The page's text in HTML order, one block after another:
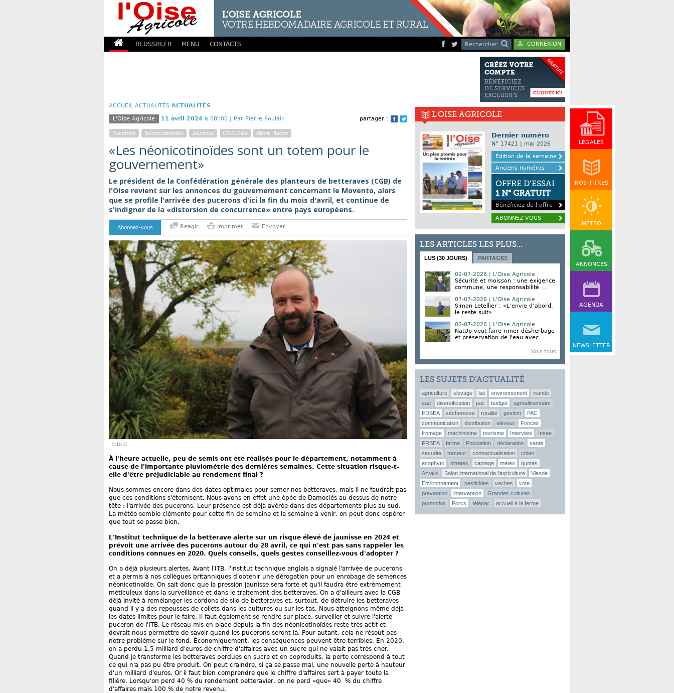
REUSSIR.FR MENU CONTACTS Rechercher CONNEXION
LÉGALES
NOS TITRES
MÉTÉO
ANNONCES
AGENDA
NEWSLETTER
ACCUEIL ACTUALITÉS ACTUALITÉS
partager :
Facebook
Twitter
L'Oise Agricole 11 avril 2024 a 08h00 | Par Pierre Poulain
Pucerons Néonicotinoïdes Jaunisse CGB Oise Alexis Hache
«Les néonicotinoïdes sont un totem pour le
gouvernement»
Le président de la Confédération générale des planteurs de betteraves (CGB) de
l'Oise revient sur les annonces du gouvernement concernant le Movento, alors
que se profile l'arrivée des pucerons d'ici la fin du mois d'avril, et continue de
s'indigner de la «distorsion de concurrence» entre pays européens.
Abonnez-vous Reagir Imprimer Envoyer
- © DLC
À l'heure actuelle, peu de semis ont été réalisés pour le département, notamment à
cause de l'importante pluviométrie des dernières semaines. Cette situation risque-t-
elle d'être préjudiciable au rendement final ?
Nous sommes encore dans des dates optimales pour semer nos betteraves, mais il ne faudrait pas
que ces conditions s'éternisent. Nous avons en effet une épée de Damoclès au-dessus de notre
tête : l'arrivée des pucerons. Leur présence est déjà avérée dans des départements plus au sud.
La météo semble clémente pour cette fin de semaine et la semaine à venir, on peut donc espérer
que tout se passe bien.
L'Institut technique de la betterave alerte sur un risque élevé de jaunisse en 2024 et
prévoit une arrivée des pucerons autour du 28 avril, ce qui n'est pas sans rappeler les
conditions connues en 2020. Quels conseils, quels gestes conseillez-vous d'adopter ?
On a déjà plusieurs alertes. Avant l'ITB, l'institut technique anglais a signalé l'arrivée de pucerons
et a permis à nos collègues britanniques d'obtenir une dérogation pour un enrobage de semences
néonicotinoïde. On sait donc que la pression jaunisse sera forte et qu'il faudra être extrêmement
méticuleux dans la surveillance et dans le traitement des betteraves. On a d'ailleurs avec la CGB
déjà invité à remélanger les cordons de silo de betteraves et, surtout, de détruire les betteraves
quand il y a des repousses de collets dans les cultures ou sur les tas. Nous atteignons même déjà
les dates limites pour le faire. Il faut également se rendre sur place, surveiller et suivre l'alerte
puceron de l'ITB. Le réseau mis en place depuis la fin des néonicotinoïdes reste très actif et
devrait nous permettre de savoir quand les pucerons seront là. Pour autant, cela ne résout pas
notre problème sur le fond. Économiquement, les conséquences peuvent être terribles. En 2020,
on a perdu 1,5 milliard d'euros de chiffre d'affaires avec un sucre qui ne valait pas très cher.
Quand je transforme les betteraves perdues en sucre et en coproduits, la perte correspond à tout
ce qui n'a pas pu être produit. On peut craindre, si ça se passe mal, une nouvelle perte à hauteur
d'un milliard d'euros. Or il faut bien comprendre que le chiffre d'affaires sert à payer toute la
filière. Lorsqu'on perd 40 % du rendement betteravier, on ne perd «que» 40 % du chiffre
d'affaires mais 100 % de notre revenu.
L'OISE AGRICOLE
Dernier numéro
N° 17421 | mai 2026
Edition de la semaine
Anciens numéros
OFFRE D’ESSAI
1 N° GRATUIT
Bénéficiez de l’offre
ABONNEZ-VOUS
LES ARTICLES LES PLUS...
LUS (30 JOURS) PARTAGES
02-07-2026 | L'Oise Agricole
Sécurité et moisson : une exigence
commune, une responsabilité ...
07-07-2026 | L'Oise Agricole
Simon Letellier : «L’envie d’abord,
le reste suit»
02-07-2026 | L'Oise Agricole
NatUp veut faire rimer désherbage
et préservation de l'eau avec ...
Voir tous
LES SUJETS D’ACTUALITÉ
agriculture elevage lait environnement
viande
eau
diversification pac budget
agroalimentaire
FDSEA
sécheresse ruralité gestion
PAC
communication
distribution eleveur
Foncier
fromage
machinisme tourisme Interview
Insee
FRSEA
ferme Population déclaration
santé
securite
tracteur contractualisation
chien
ecophyto
nitrates captage météo
quotas
Arvalis
Salon international de l'agriculture
Viande
Environnement
pesticides vaches
vote
prevention
intervention
Grandes cultures
promotion
Porcs télépac accueil à la ferme